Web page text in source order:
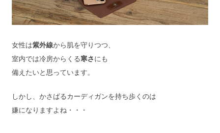
女性は紫外線から肌を守りつつ、
室内では冷房からくる寒さにも
備えたいと思っています。
しかし、かさばるカーディガンを持ち歩くのは
嫌になりますよね・・・